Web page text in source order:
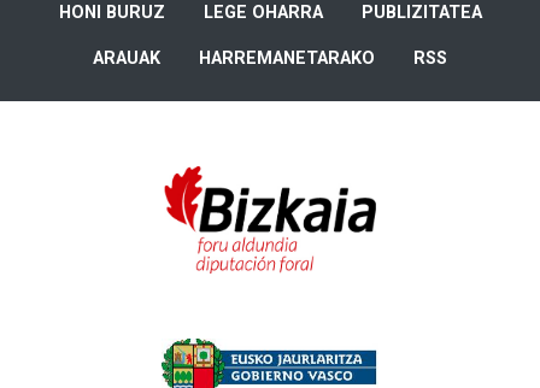
HONI BURUZ LEGE OHARRA PUBLIZITATEA
ARAUAK HARREMANETARAKO RSS